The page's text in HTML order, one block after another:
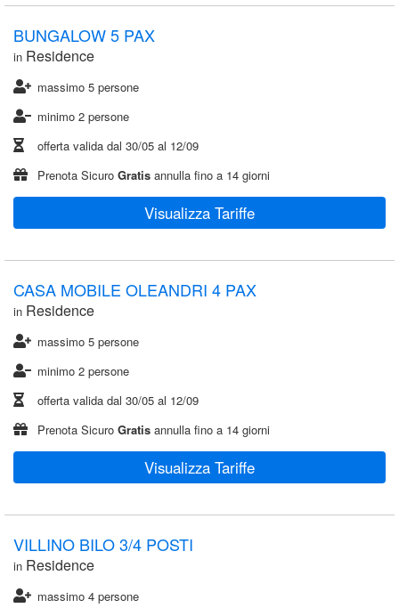
BUNGALOW 5 PAX
in Residence
massimo 5 persone
minimo 2 persone
offerta valida dal 30/05 al 12/09
Prenota Sicuro Gratis annulla fino a 14 giorni
Visualizza Tariffe
CASA MOBILE OLEANDRI 4 PAX
in Residence
massimo 5 persone
minimo 2 persone
offerta valida dal 30/05 al 12/09
Prenota Sicuro Gratis annulla fino a 14 giorni
Visualizza Tariffe
VILLINO BILO 3/4 POSTI
in Residence
massimo 4 persone